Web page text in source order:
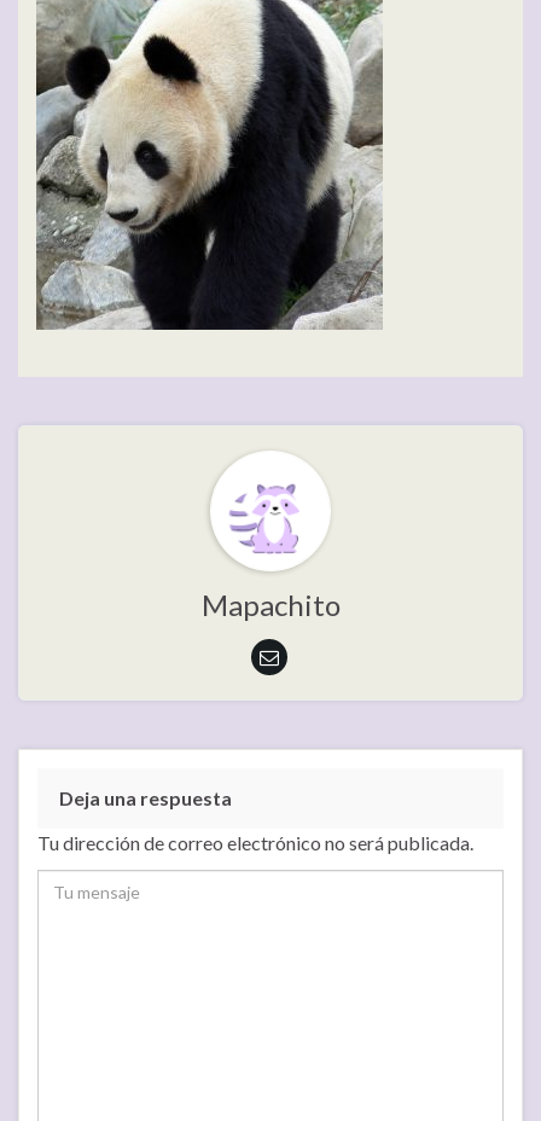
Mapachito
Deja una respuesta
Tu dirección de correo electrónico no será publicada.